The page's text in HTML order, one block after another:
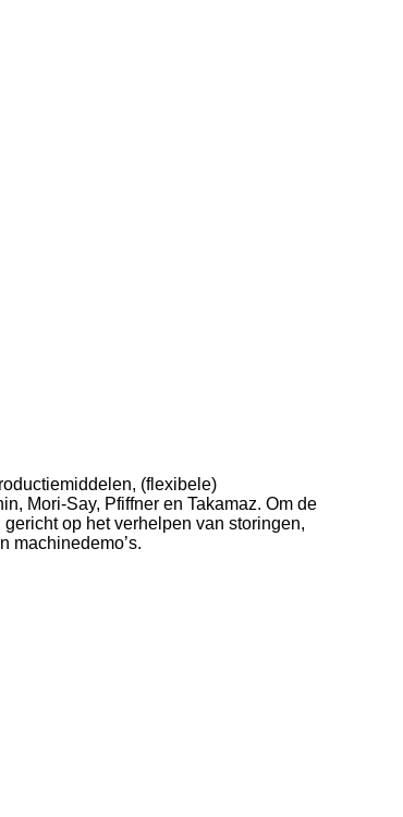
(flexibele)
Mori-Say, Pfiffner en Takamaz. Om de
op het verhelpen van storingen,
machinedemo’s.